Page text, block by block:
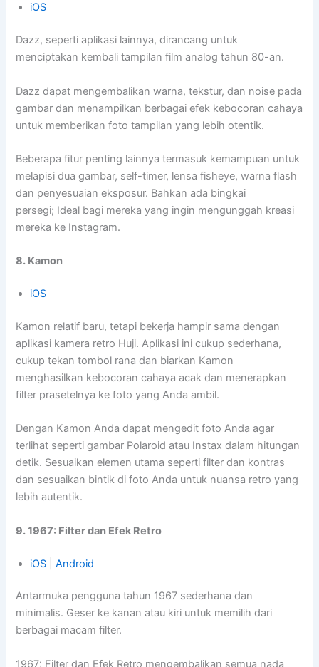
iOS
Dazz, seperti aplikasi lainnya, dirancang untuk
menciptakan kembali tampilan film analog tahun 80-an.
Dazz dapat mengembalikan warna, tekstur, dan noise pada
gambar dan menampilkan berbagai efek kebocoran cahaya
untuk memberikan foto tampilan yang lebih otentik.
Beberapa fitur penting lainnya termasuk kemampuan untuk
melapisi dua gambar, self-timer, lensa fisheye, warna flash
dan penyesuaian eksposur. Bahkan ada bingkai
persegi; Ideal bagi mereka yang ingin mengunggah kreasi
mereka ke Instagram.
8. Kamon
iOS
Kamon relatif baru, tetapi bekerja hampir sama dengan
aplikasi kamera retro Huji. Aplikasi ini cukup sederhana,
cukup tekan tombol rana dan biarkan Kamon
menghasilkan kebocoran cahaya acak dan menerapkan
filter prasetelnya ke foto yang Anda ambil.
Dengan Kamon Anda dapat mengedit foto Anda agar
terlihat seperti gambar Polaroid atau Instax dalam hitungan
detik. Sesuaikan elemen utama seperti filter dan kontras
dan sesuaikan bintik di foto Anda untuk nuansa retro yang
lebih autentik.
9. 1967: Filter dan Efek Retro
iOS |Android
Antarmuka pengguna tahun 1967 sederhana dan
minimalis. Geser ke kanan atau kiri untuk memilih dari
berbagai macam filter.
1967: Filter dan Efek Retro mengembalikan semua nada